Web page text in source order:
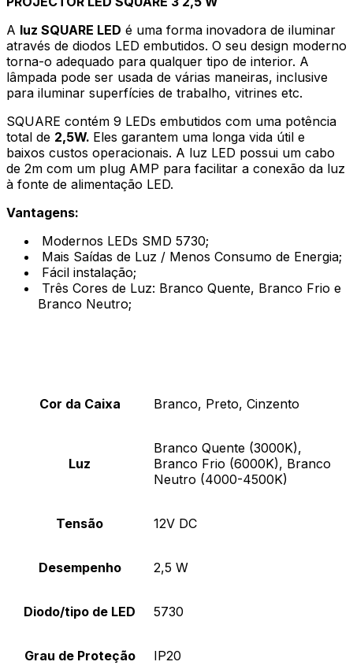
A luz SQUARE LED é uma forma inovadora de iluminar
através de diodos LED embutidos. O seu design moderno
torna-o adequado para qualquer tipo de interior. A
lâmpada pode ser usada de várias maneiras, inclusive
para iluminar superfícies de trabalho, vitrines etc.
SQUARE contém 9 LEDs embutidos com uma potência
total de 2,5W. Eles garantem uma longa vida útil e
baixos custos operacionais. A luz LED possui um cabo
de 2m com um plug AMP para facilitar a conexão da luz
à fonte de alimentação LED.
Vantagens:
Modernos LEDs SMD 5730;
Mais Saídas de Luz / Menos Consumo de Energia;
Fácil instalação;
Três Cores de Luz: Branco Quente, Branco Frio e
Branco Neutro;
Cor da Caixa Branco, Preto, Cinzento
Luz
Branco Quente (3000K),
Branco Frio (6000K), Branco
Neutro (4000-4500K)
Tensão 12V DC
Desempenho 2,5 W
Diodo/tipo de LED 5730
Grau de Proteção IP20